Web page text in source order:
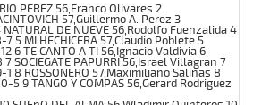
PEREZ 56,Franco Olivares 2
57,Guillermo A. Perez 3
DE NUEVE 56,Rodolfo Fuenzalida 4
5 MI HECHICERA 57,Claudio Poblete 5
6 TE CANTO A TI 56,Ignacio Valdivia 6
SOCIEGATE PAPURRI 56,Israel Villagran 7
8 ROSSONERO 57,Maximiliano Salinas 8
5 9 TANGO Y COMPAS 56,Gerard Rodriguez